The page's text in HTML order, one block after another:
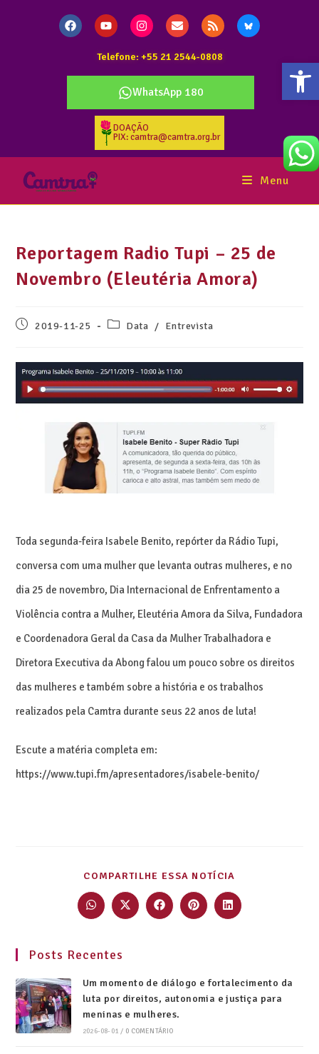
Telefone: +55 21 2544-0808
WhatsApp 180
DOAÇÃO
PIX: camtra@camtra.org.br
Menu
Reportagem Radio Tupi – 25 de
Novembro (Eleutéria Amora)
2019-11-25 Data / Entrevista
Toda segunda-feira Isabele Benito, repórter da Rádio Tupi,
conversa com uma mulher que levanta outras mulheres, e no
dia 25 de novembro, Dia Internacional de Enfrentamento a
Violência contra a Mulher, Eleutéria Amora da Silva, Fundadora
e Coordenadora Geral da Casa da Mulher Trabalhadora e
Diretora Executiva da Abong falou um pouco sobre os direitos
das mulheres e também sobre a história e os trabalhos
realizados pela Camtra durante seus 22 anos de luta!
Escute a matéria completa em:
https://www.tupi.fm/apresentadores/isabele-benito/
COMPARTILHE ESSA NOTÍCIA
Posts Recentes
Um momento de diálogo e fortalecimento da
luta por direitos, autonomia e justiça para
meninas e mulheres.
2026-08-01 / 0 COMENTÁRIO